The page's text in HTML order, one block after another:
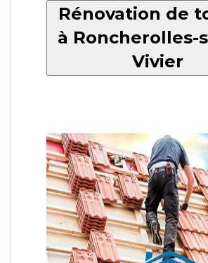
Rénovation de
à Roncherolles-
Vivier